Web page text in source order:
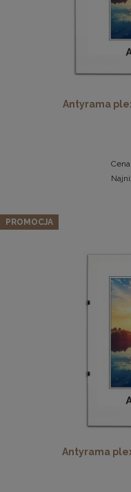
Płyta HDF
Antyrama
Antyrama
PROMOCJA